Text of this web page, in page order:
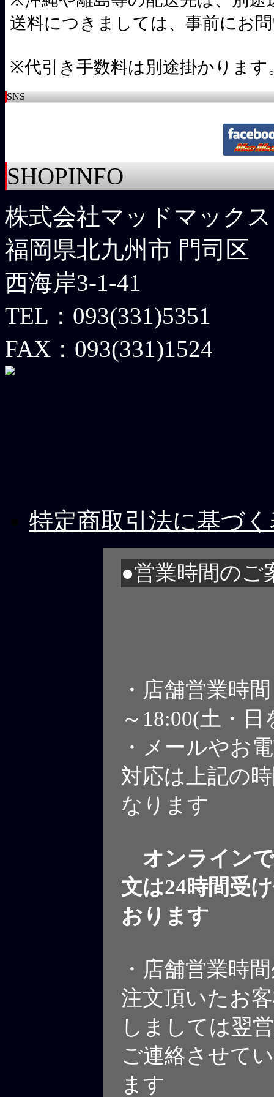
送料につきましては、事前にお
※代引き手数料は別途掛かります
SNS
SHOPINFO
株式会社マッドマックス
福岡県北九州市 門司区
西海岸3-1-41
TEL：093(331)5351
FAX：093(331)1524
特定商取引法に基づ
●営業時間のご
・店舗営業時
～18:00(土・日
・メールやお
対応は上記の
なります
オンライン
文は24時間受
おります
・店舗営業時
注文頂いたお
しましては翌
ご連絡させて
ます